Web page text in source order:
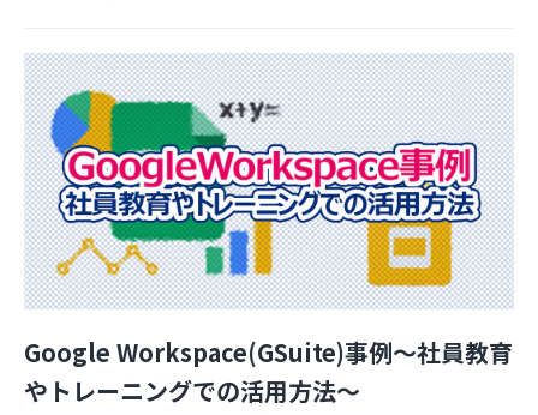
Google Workspace(GSuite)事例～社員教育
やトレーニングでの活用方法～